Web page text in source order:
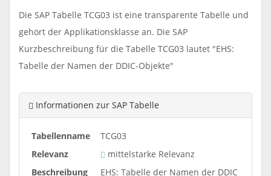
Die SAP Tabelle TCG03 ist eine transparente Tabelle und
gehört der Applikationsklasse an. Die SAP
Kurzbeschreibung für die Tabelle TCG03 lautet "EHS:
Tabelle der Namen der DDIC-Objekte"
Informationen zur SAP Tabelle
Tabellenname
TCG03
Relevanz
mittelstarke Relevanz
Beschreibung
EHS: Tabelle der Namen der DDIC